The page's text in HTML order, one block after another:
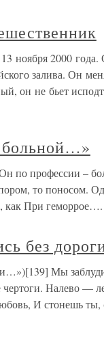
ноября 2000 года.
залива. Он
он не бьет
по профессии –
то поносом.
как При геморрое….
без
Мы
Налево —
И стонешь